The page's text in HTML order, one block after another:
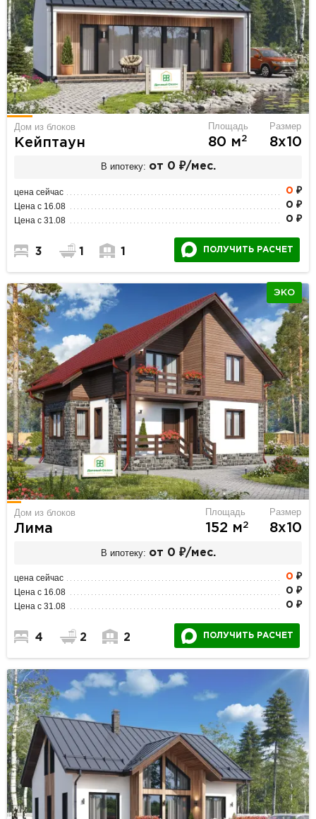
Дом из блоков
Кейптаун
Площадь
80 м2
Размер
8х10
В ипотеку: от 0 ₽/мес.
цена сейчас 0 ₽
Цена с 16.08 0 ₽
Цена с 31.08 0 ₽
3 1 1 ПОЛУЧИТЬ РАСЧЕТ
ЭКО
Дом из блоков
Лима
Площадь
152 м2
Размер
8х10
В ипотеку: от 0 ₽/мес.
цена сейчас 0 ₽
Цена с 16.08 0 ₽
Цена с 31.08 0 ₽
4 2 2 ПОЛУЧИТЬ РАСЧЕТ